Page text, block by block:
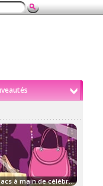
Sacs à main de célébrités